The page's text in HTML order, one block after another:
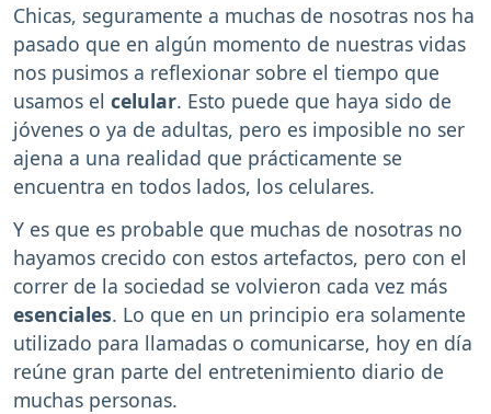
Chicas, seguramente a muchas de nosotras nos ha
pasado que en algún momento de nuestras vidas
nos pusimos a reflexionar sobre el tiempo que
usamos el celular. Esto puede que haya sido de
jóvenes o ya de adultas, pero es imposible no ser
ajena a una realidad que prácticamente se
encuentra en todos lados, los celulares.
Y es que es probable que muchas de nosotras no
hayamos crecido con estos artefactos, pero con el
correr de la sociedad se volvieron cada vez más
esenciales. Lo que en un principio era solamente
utilizado para llamadas o comunicarse, hoy en día
reúne gran parte del entretenimiento diario de
muchas personas.